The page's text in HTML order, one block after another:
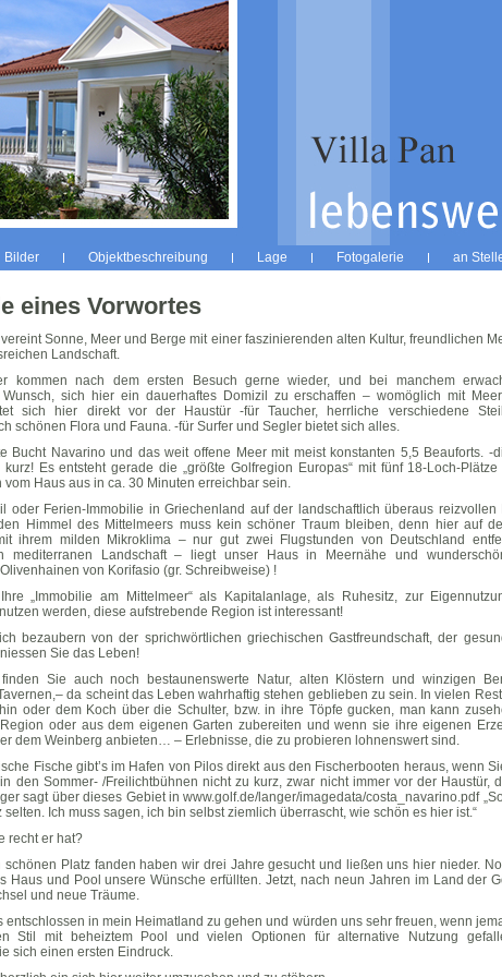
Bilder Objektbeschreibung Lage Fotogalerie an
eines Vorwortes
Sonne, Meer und Berge mit einer faszinierenden alten Kultur, freundlichen
Landschaft.
kommen nach dem ersten Besuch gerne wieder, und bei manchem
Wunsch, sich hier ein dauerhaftes Domizil zu erschaffen – womöglich mit
sich hier direkt vor der Haustür -für Taucher, herrliche verschiedene
schönen Flora und Fauna. -für Surfer und Segler bietet sich alles.
Bucht Navarino und das weit offene Meer mit meist konstanten 5,5 Beauforts. -
Es entsteht gerade die „größte Golfregion Europas“ mit fünf 18-Loch-
vom Haus aus in ca. 30 Minuten erreichbar sein.
oder Ferien-Immobilie in Griechenland auf der landschaftlich überaus reizvollen
Himmel des Mittelmeers muss kein schöner Traum bleiben, denn hier auf
ihrem milden Mikroklima – nur gut zwei Flugstunden von Deutschland
mediterranen Landschaft – liegt unser Haus in Meernähe und
von Korifasio (gr. Schreibweise) !
„Immobilie am Mittelmeer“ als Kapitalanlage, als Ruhesitz, zur
werden, diese aufstrebende Region ist interessant!
bezaubern von der sprichwörtlichen griechischen Gastfreundschaft, der
Sie das Leben!
Sie auch noch bestaunenswerte Natur, alten Klöstern und winzigen
da scheint das Leben wahrhaftig stehen geblieben zu sein. In vielen
oder dem Koch über die Schulter, bzw. in ihre Töpfe gucken, man kann
oder aus dem eigenen Garten zubereiten und wenn sie ihre eigenen
dem Weinberg anbieten… – Erlebnisse, die zu probieren lohnenswert sind.
Fische gibt’s im Hafen von Pilos direkt aus den Fischerbooten heraus, wenn
den Sommer- /Freilichtbühnen nicht zu kurz, zwar nicht immer vor der Haustür,
sagt über dieses Gebiet in www.golf.de/langer/imagedata/costa_navarino.pdf
selten. Ich muss sagen, ich bin selbst ziemlich überrascht, wie schön es hier ist.“
recht er hat?
schönen Platz fanden haben wir drei Jahre gesucht und ließen uns hier nieder.
Haus und Pool unsere Wünsche erfüllten. Jetzt, nach neun Jahren im Land der
und neue Träume.
entschlossen in mein Heimatland zu gehen und würden uns sehr freuen, wenn
Stil mit beheiztem Pool und vielen Optionen für alternative Nutzung
sich einen ersten Eindruck.